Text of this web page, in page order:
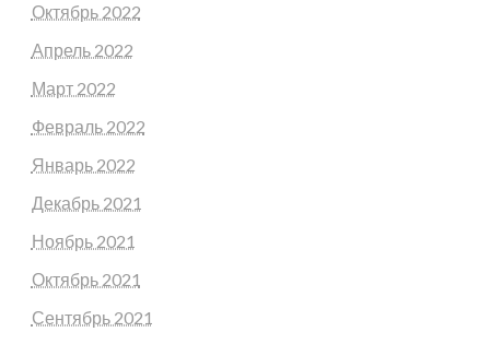
Октябрь 2022
Апрель 2022
Март 2022
Февраль 2022
Январь 2022
Декабрь 2021
Ноябрь 2021
Октябрь 2021
Сентябрь 2021